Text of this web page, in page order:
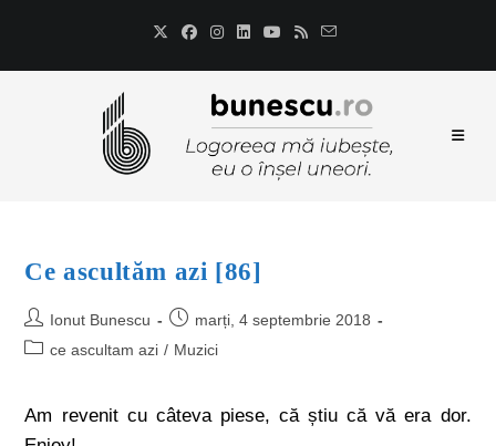
Ce ascultăm azi [86]
Ionut Bunescu
marți, 4 septembrie 2018
ce ascultam azi / Muzici
Am revenit cu câteva piese, că știu că vă era dor.